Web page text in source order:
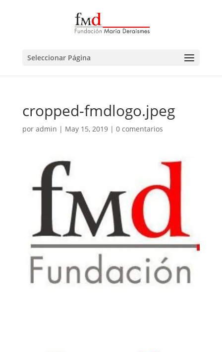
Seleccionar Página
cropped-fmdlogo.jpeg
por admin | May 15, 2019| 0 comentarios